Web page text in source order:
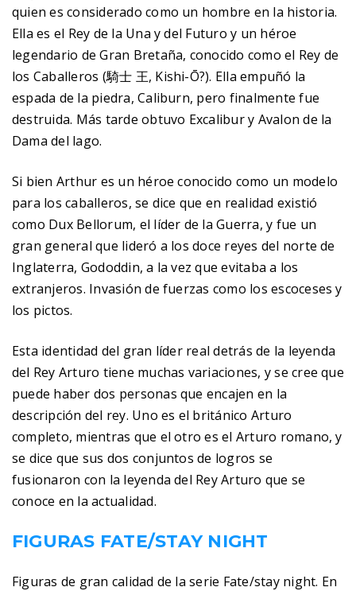
quien es considerado como un hombre en la historia.
Ella es el Rey de la Una y del Futuro y un héroe
legendario de Gran Bretaña, conocido como el Rey de
los Caballeros (騎士 王, Kishi-Ō?). Ella empuñó la
espada de la piedra, Caliburn, pero finalmente fue
destruida. Más tarde obtuvo Excalibur y Avalon de la
Dama del lago.
Si bien Arthur es un héroe conocido como un modelo
para los caballeros, se dice que en realidad existió
como Dux Bellorum, el líder de la Guerra, y fue un
gran general que lideró a los doce reyes del norte de
Inglaterra, Gododdin, a la vez que evitaba a los
extranjeros. Invasión de fuerzas como los escoceses y
los pictos.
Esta identidad del gran líder real detrás de la leyenda
del Rey Arturo tiene muchas variaciones, y se cree que
puede haber dos personas que encajen en la
descripción del rey. Uno es el británico Arturo
completo, mientras que el otro es el Arturo romano, y
se dice que sus dos conjuntos de logros se
fusionaron con la leyenda del Rey Arturo que se
conoce en la actualidad.
FIGURAS FATE/STAY NIGHT
Figuras de gran calidad de la serie Fate/stay night. En